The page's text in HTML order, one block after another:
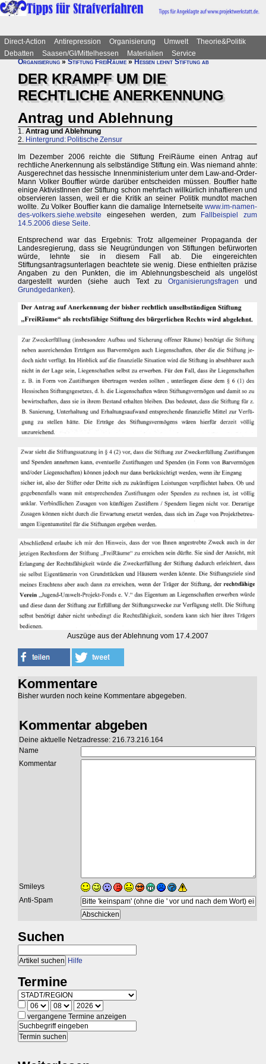
Direct-Action Antirepression Organisierung Umwelt
Theorie&Politik
Debatten
Saasen/GI/Mittelhessen Materialien
Service
Organisierung»Stiftung FreiRäume»Hessen lehnt Stiftung ab
DER KRAMPF UM DIE
RECHTLICHE ANERKENNUNG
Antrag und Ablehnung
1. Antrag und Ablehnung
2. Hintergrund: Politische Zensur
Im Dezember 2006 reichte die Stiftung FreiRäume einen Antrag auf
rechtliche Anerkennung als selbständige Stiftung ein. Was niemand ahnte:
Ausgerechnet das hessische Innenministerium unter dem Law-and-Order-
Mann Volker Bouffier würde darüber entscheiden müssen. Bouffier hatte
einige AktivistInnen der Stiftung schon mehrfach willkürlich inhaftieren und
observieren lassen, weil er die Kritik an seiner Politik mundtot machen
wollte. Zu Volker Bouffier kann die damalige Internetseitewww.im-namen-
des-volkers.siehe.website eingesehen werden, zum
Fallbeispiel zum
14.5.2006 diese Seite.
Entsprechend war das Ergebnis: Trotz allgemeiner Propaganda der
Landesregierung, dass sie Neugründungen von Stiftungen befürworten
würde, lehnte sie in diesem Fall ab. Die eingereichten
Stiftungsantragsunterlagen beachtete sie wenig. Diese enthielten präzise
Angaben zu den Punkten, die im Ablehnungsbescheid als ungelöst
dargestellt wurden (siehe auch Text zuOrganisierungsfragen und
Grundgedanken).
Auszüge aus der Ablehnung vom 17.4.2007
Kommentare
Bisher wurden noch keine Kommentare abgegeben.
Kommentar abgeben
Deine aktuelle Netzadresse: 216.73.216.164
Name
Kommentar
Smileys
Anti-Spam
Suchen
Hilfe
Termine
vergangene Termine anzeigen